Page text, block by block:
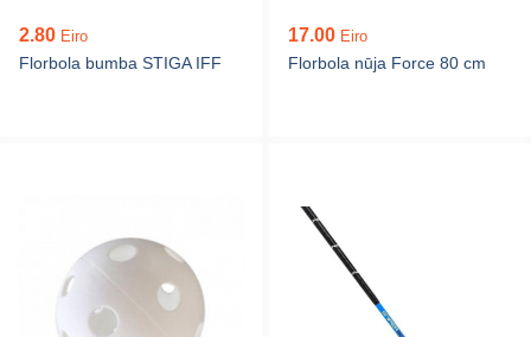
2.80 Eiro
Florbola bumba STIGA IFF
17.00 Eiro
Florbola nūja Force 80 cm